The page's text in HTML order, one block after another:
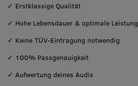
✓ Erstklassige Qualität
✓ Hohe Lebensdauer & optimale Leistung
✓ Keine TÜV-Eintragung notwendig
✓ 100% Passgenauigkeit
✓ Aufwertung deines Audis